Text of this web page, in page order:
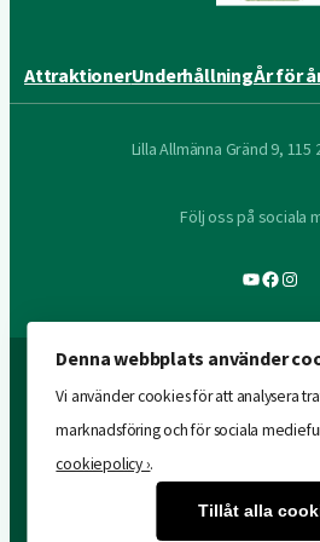
AttraktionerUnderhållningÅr för
Lilla Allmänna Gränd 9, 115
Följ oss på sociala
YouTube
Denna webbplats använder
Vi använder cookies för att analysera
marknadsföring och för sociala
cookiepolicy ›.
Tillåt alla